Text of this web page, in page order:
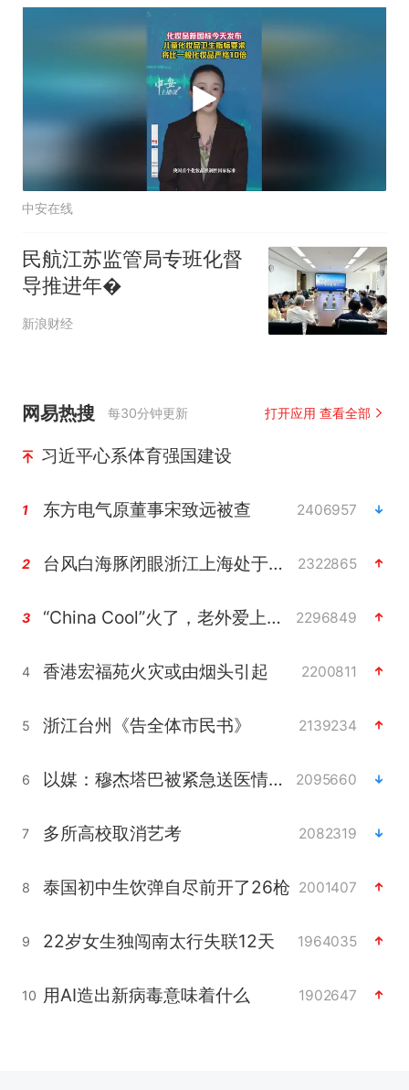
中安在线
民航江苏监管局专班化督
导推进年�
新浪财经
网易热搜 每30分钟更新 打开应用 查看全部
习近平心系体育强国建设
1 东方电气原董事宋致远被查 2406957
2 台风白海豚闭眼浙江上海处于危险半圆 2322865
3 “China Cool”火了，老外爱上中国避暑游 2296849
4 香港宏福苑火灾或由烟头引起 2200811
5 浙江台州《告全体市民书》 2139234
6 以媒：穆杰塔巴被紧急送医情况危急 2095660
7 多所高校取消艺考 2082319
8 泰国初中生饮弹自尽前开了26枪 2001407
9 22岁女生独闯南太行失联12天 1964035
10 用AI造出新病毒意味着什么 1902647